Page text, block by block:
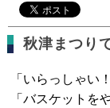
秋津まつり
「いらっしゃい
「バスケットを